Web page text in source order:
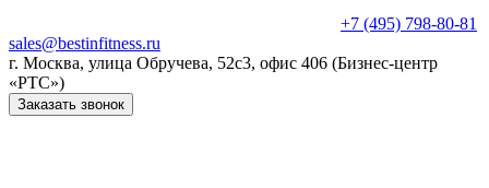
+7 (495) 798-80-81
sales@bestinfitness.ru
г. Москва, улица Обручева, 52с3, офис 406 (Бизнес-центр
«РТС»)
Заказать звонок